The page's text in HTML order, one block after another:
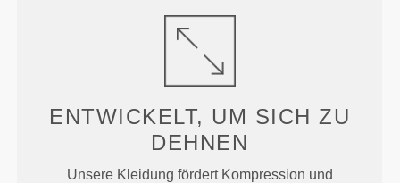
ENTWICKELT, UM SICH ZU
DEHNEN
Unsere Kleidung fördert Kompression und